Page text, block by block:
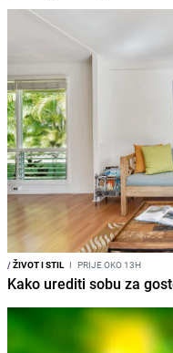
/ŽIVOT I STIL I PRIJE OKO 13H
Kako urediti sobu za